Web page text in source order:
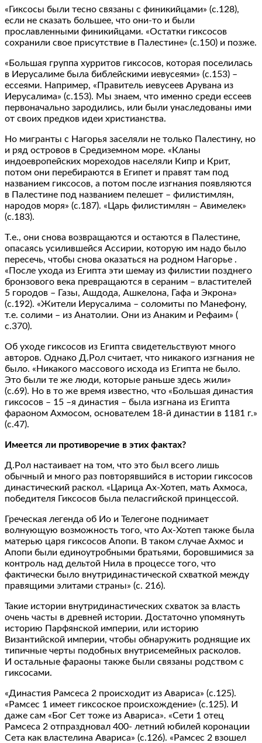
«Гиксосы были тесно связаны с финикийцами» (с.128),
если не сказать большее, что они-то и были
прославленными финикийцами. «Остатки гиксосов
сохранили свое присутствие в Палестине» (с.150) и позже.
«Большая группа хурритов гиксосов, которая поселилась
в Иерусалиме была библейскими иевусеями» (с.153) –
ессеями. Например, «Правитель иевусеев Арувана из
Иерусалима» (с.153). Мы знаем, что именно среди ессеев
первоначально зародились, или были унаследованы ими
от своих предков идеи христианства.
Но мигранты с Нагорья заселяли не только Палестину, но
и ряд островов в Средиземном море. «Кланы
индоевропейских мореходов населяли Кипр и Крит,
потом они перебираются в Египет и правят там под
названием гиксосов, а потом после изгнания появляются
в Палестине под названием пелешет – филистимлян,
народов моря» (с.187). «Царь филистимлян – Авимелек»
(с.183).
Т.е., они снова возвращаются и остаются в Палестине,
опасаясь усилившейся Ассирии, которую им надо было
пересечь, чтобы снова оказаться на родном Нагорье .
«После ухода из Египта эти шемау из филистии позднего
бронзового века превращаются в сераним – властителей
5 городов – Газы, Ашдода, Ашкелона, Гафа и Экрона»
(с.192). «Жители Иерусалима – соломиты по Манефону,
т.е. солими – из Анатолии. Они из Анаким и Рефаим» (
с.370).
Об уходе гиксосов из Египта свидетельствуют много
авторов. Однако Д.Рол считает, что никакого изгнания не
было. «Никакого массового исхода из Египта не было.
Это были те же люди, которые раньше здесь жили»
(с.69). Но в то же время известно, что «Большая династия
гиксосов – 15 –я династия – была изгнана из Египта
фараоном Ахмосом, основателем 18-й династии в 1181 г.»
(с.47).
Имеется ли противоречие в этих фактах?
Д.Рол настаивает на том, что это был всего лишь
обычный и много раз повторявшийся в истории гиксосов
династический раскол. «Царица Ах-Хотеп, мать Ахмоса,
победителя Гиксосов была пеласгийской принцессой.
Греческая легенда об Ио и Телегоне поднимает
волнующую возможность того, что Ах-Хотеп также была
матерью царя гиксосов Апопи. В таком случае Ахмос и
Апопи были единоутробными братьями, боровшимися за
контроль над дельтой Нила в процессе того, что
фактически было внутридинастической схваткой между
правящими элитами страны» (с. 216).
Такие истории внутридинастических схваток за власть
очень часты в древней истории. Достаточно упомянуть
историю Парфянской империи, или историю
Византийской империи, чтобы обнаружить роднящие их
типичные черты подобных внутрисемейных расколов.
И остальные фараоны также были связаны родством с
гиксосами.
«Династия Рамсеса 2 происходит из Авариса» (с.125).
«Рамсес 1 имеет гиксоское происхождение» (с.125). И
даже сам «Бог Сет тоже из Авариса». «Сети 1 отец
Рамсеса 2 отпраздновал 400- летний юбилей коронации
Сета как властелина Авариса» (с.126). «Рамсес 2 взошел